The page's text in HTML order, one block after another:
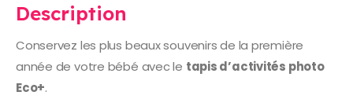
Description
Conservez les plus beaux souvenirs de la première
année de votre bébé avec le tapis d’activités photo
Eco+.